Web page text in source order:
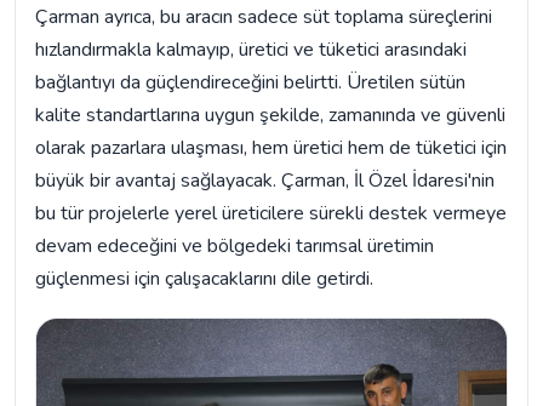
Çarman ayrıca, bu aracın sadece süt toplama süreçlerini
hızlandırmakla kalmayıp, üretici ve tüketici arasındaki
bağlantıyı da güçlendireceğini belirtti. Üretilen sütün
kalite standartlarına uygun şekilde, zamanında ve güvenli
olarak pazarlara ulaşması, hem üretici hem de tüketici için
büyük bir avantaj sağlayacak. Çarman, İl Özel İdaresi'nin
bu tür projelerle yerel üreticilere sürekli destek vermeye
devam edeceğini ve bölgedeki tarımsal üretimin
güçlenmesi için çalışacaklarını dile getirdi.